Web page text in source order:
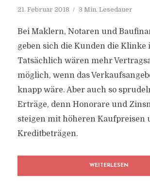
21. Februar 2018 3 Min. Lesedauer
Bei Maklern, Notaren und
geben sich die Kunden die Klinke
Tatsächlich wären mehr
möglich, wenn das
knapp wäre. Aber auch so
Erträge, denn Honorare und
steigen mit höheren Kaufpreisen
Kreditbeträgen.
WEITERLESEN